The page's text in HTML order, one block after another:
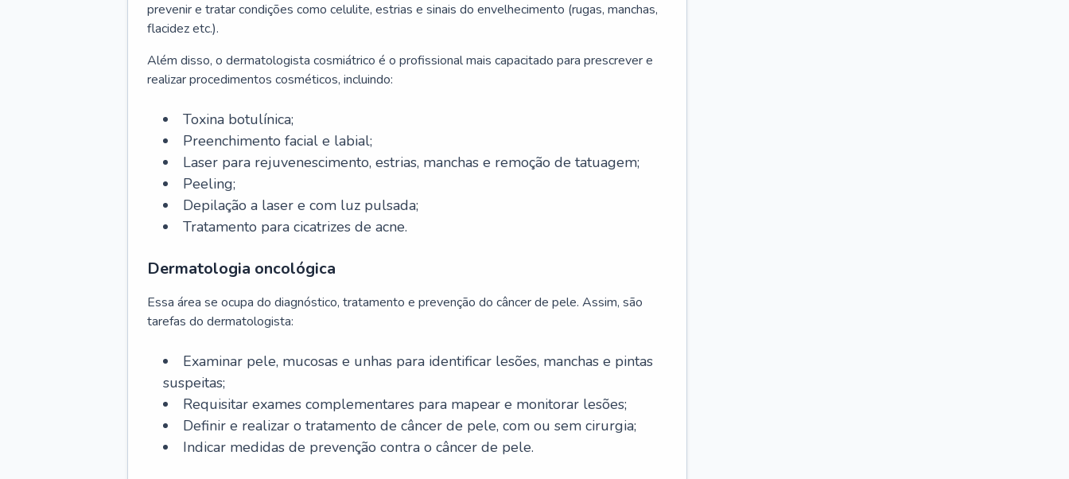
prevenir e tratar condições como celulite, estrias e sinais do envelhecimento (rugas, manchas,
flacidez etc.).
Além disso, o dermatologista cosmiátrico é o profissional mais capacitado para prescrever e
realizar procedimentos cosméticos, incluindo:
Toxina botulínica;
Preenchimento facial e labial;
Laser para rejuvenescimento, estrias, manchas e remoção de tatuagem;
Peeling;
Depilação a laser e com luz pulsada;
Tratamento para cicatrizes de acne.
Dermatologia oncológica
Essa área se ocupa do diagnóstico, tratamento e prevenção do câncer de pele. Assim, são
tarefas do dermatologista:
Examinar pele, mucosas e unhas para identificar lesões, manchas e pintas
suspeitas;
Requisitar exames complementares para mapear e monitorar lesões;
Definir e realizar o tratamento de câncer de pele, com ou sem cirurgia;
Indicar medidas de prevenção contra o câncer de pele.